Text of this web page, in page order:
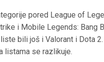
pored League of
i Mobile Legends: Bang
bili još i Valorant i Dota
listama se razlikuje.